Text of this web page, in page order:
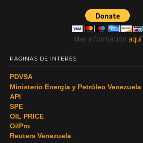
Mas información aquí.
PÁGINAS DE INTERÉS
PDVSA
Ministerio Energía y Petróleo Venezuela
API
SPE
OIL PRICE
OilPro
Reuters Venezuela